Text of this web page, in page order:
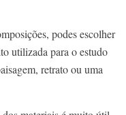
podes escolher
utilizada para o estudo
retrato ou uma